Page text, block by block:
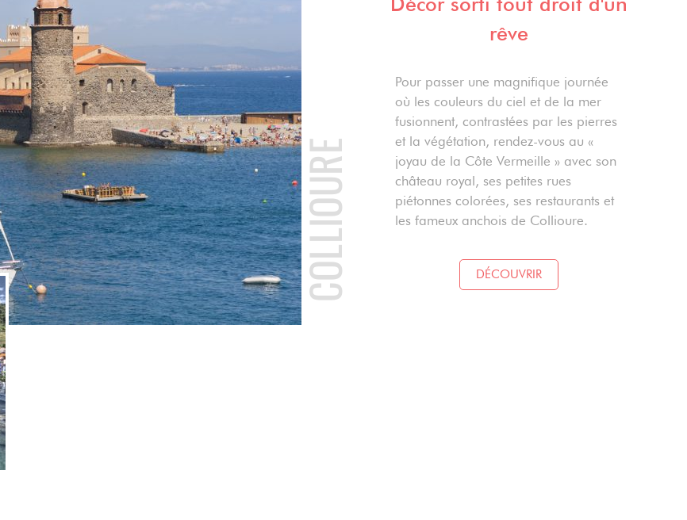
COLLIOURE
rêve
Pour passer une magnifique journée
où les couleurs du ciel et de la mer
fusionnent, contrastées par les pierres
et la végétation, rendez-vous au «
joyau de la Côte Vermeille » avec son
château royal, ses petites rues
piétonnes colorées, ses restaurants et
les fameux anchois de Collioure.
DÉCOUVRIR